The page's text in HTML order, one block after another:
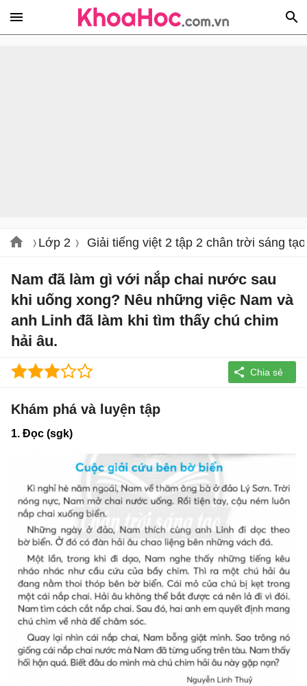
Lớp 2 Giải tiếng việt 2 tập 2 chân trời sáng tạo
Nam đã làm gì với nắp chai nước sau
khi uống xong? Nêu những việc Nam và
anh Linh đã làm khi tìm thấy chú chim
hải âu.
Khám phá và luyện tập
1. Đọc (sgk)